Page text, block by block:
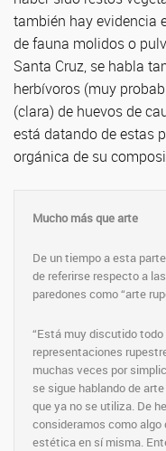
también hay evidencia
de fauna molidos o
Santa Cruz, se habla
herbívoros (muy
(clara) de huevos de
está datando de estas
orgánica de su
Mucho más que arte
De un tiempo a esta
de referirse respecto a
paredones como “arte
“Está muy discutido
representaciones
muchas veces por
se sigue hablando de
que ya no se utiliza. De
consideramos como algo
estética en sí misma.